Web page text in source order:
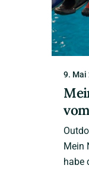
9. Mai
Mein
habe